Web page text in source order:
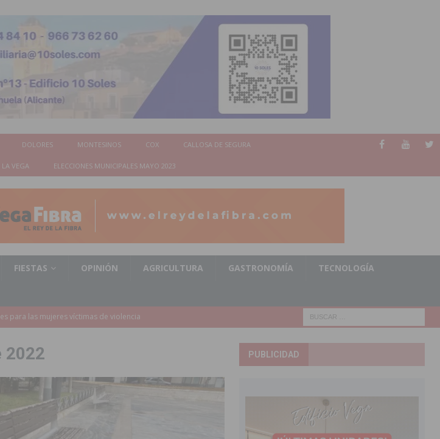
DOLORES MONTESINOS COX CALLOSA DE SEGURA
LA VEGA ELECCIONES MUNICIPALES MAYO 2023
FIESTAS OPINIÓN AGRICULTURA GASTRONOMÍA TECNOLOGÍA
de la CV-95 entre Orihuela y
con torneos de fútbol sala
Festival ManIAC Test 2026
2022 PUBLICIDAD